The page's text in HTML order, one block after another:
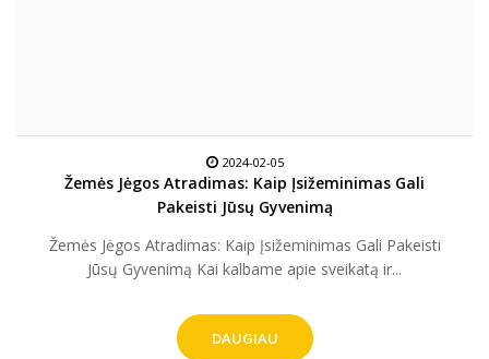
2024-02-05
Žemės Jėgos Atradimas: Kaip Įsižeminimas Gali
Pakeisti Jūsų Gyvenimą
Žemės Jėgos Atradimas: Kaip Įsižeminimas Gali Pakeisti
Jūsų Gyvenimą Kai kalbame apie sveikatą ir...
DAUGIAU